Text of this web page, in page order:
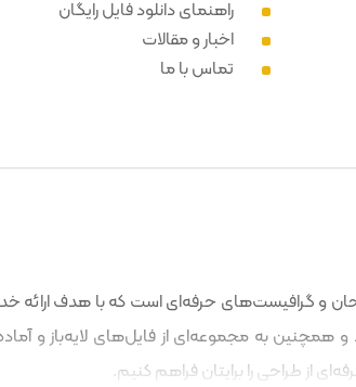
راهنمای دانلود فایل رایگان
اخبار و مقالات
تماس با ما
و گرافیست‌های حرفه‌ای است که با هدف ارائه
همچنین به مجموعه‌ای از فایل‌های لایه‌باز و
از طراحی را برایتان فراهم کنیم.